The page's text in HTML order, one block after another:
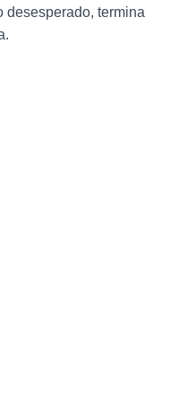
desesperado, termina